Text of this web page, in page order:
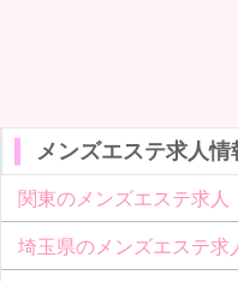
メンズエステ求人情
関東のメンズエステ求人
埼玉県のメンズエステ求